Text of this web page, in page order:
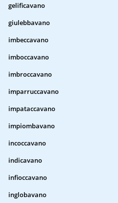
gelificavano
giulebbavano
imbeccavano
imboccavano
imbroccavano
imparruccavano
impataccavano
impiombavano
incoccavano
indicavano
infioccavano
inglobavano